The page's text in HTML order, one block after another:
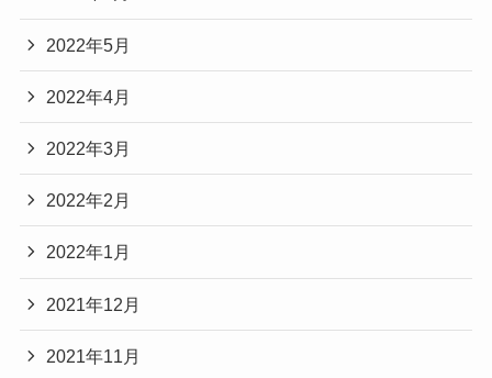
2022年5月
2022年4月
2022年3月
2022年2月
2022年1月
2021年12月
2021年11月